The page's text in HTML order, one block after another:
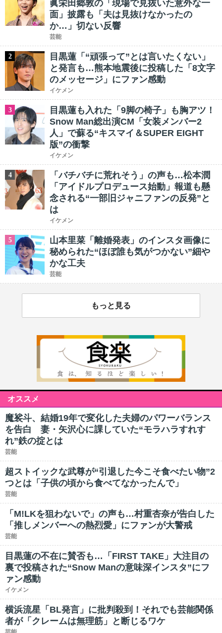
眞栄田郷敦の「現場で見抜いた意外な一
面」披露も「夫は見抜けなかったの
か…」切ない反響
芸能
2
目黒蓮「“頑張って”とは言いたくない」
と発言も…熊本地震後に投稿した「8文字
のメッセージ」にファン感動
イケメン
3
目黒蓮も入れた「9脚の椅子」も胸アツ！
Snow Man総出演CM「女装メンバー2
人」で蘇る“キスマイ＆SUPER EIGHT
版”の衝撃
イケメン
4
「バチバチに荒れそう」の声も…松本潤
「アイドルプロデュース始動」報道も懸
念される“一部旧ジャニファンの反発”と
は
イケメン
5
山本里菜「離婚発表」のインスタ画像に
秘められた“ほぼ誰も気がつかない”細や
かな工夫
芸能
もっと見る
オススメ
魔裟斗、結婚19年で変化した夫婦のパワーバランス
を告白 妻・矢沢心に課していた“モラハラすれす
れ”鉄の掟とは
芸能
超ストイックな武尊が“引退した今こそ食べたい物”2
つとは「子供の頃から食べてなかったんで」
芸能
「M!LKを狙わないで」の声も…村重杏奈が告白した
「推しメンバーへの熱烈愛」にファンが大警戒
芸能
目黒蓮の不在に賛否も…「FIRST TAKE」大注目の
裏で投稿された“Snow Manの意味深インスタ”にフ
ァン感動
イケメン
横浜流星「BL発言」に批判殺到！それでも芸能関係
者が「クレームは無理筋」と断じるワケ